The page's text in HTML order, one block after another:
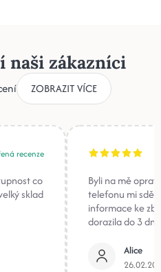
naši zákazníci
ZOBRAZIT VÍCE
recenze
co
sklad
Byli na mě
telefonu mi
informace ke
dorazila do 3
Alice